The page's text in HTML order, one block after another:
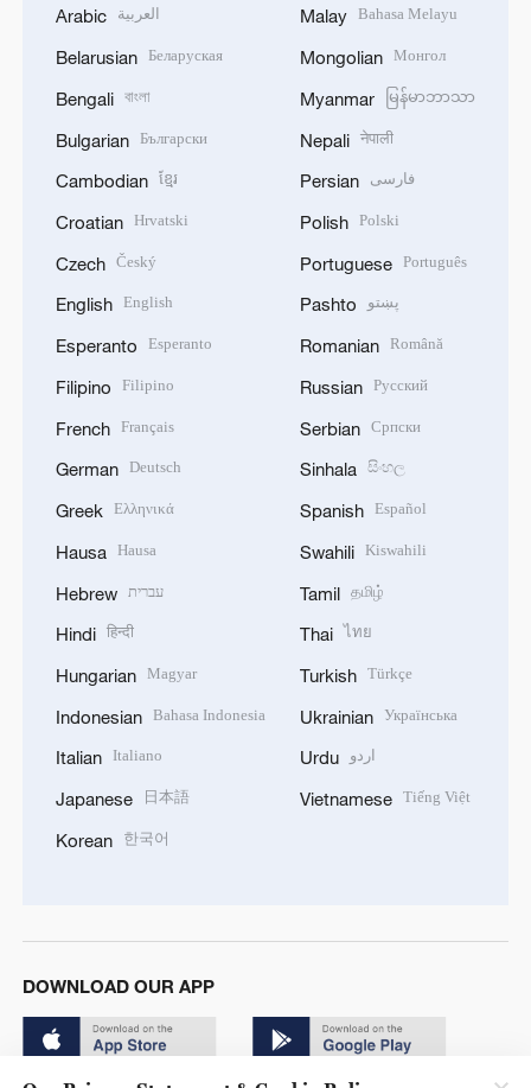
Arabic العربية
Belarusian Беларуская
Bengali বাংলা
Bulgarian Български
Cambodian ខ្មែរ
Croatian Hrvatski
Czech Český
English English
Esperanto Esperanto
Filipino Filipino
French Français
German Deutsch
Greek Ελληνικά
Hausa Hausa
Hebrew עברית
Hindi हिन्दी
Hungarian Magyar
Indonesian Bahasa Indonesia
Italian Italiano
Japanese 日本語
Korean 한국어
Malay Bahasa Melayu
Mongolian Монгол
Myanmar မြန်မာဘာသာ
Nepali नेपाली
Persian فارسی
Polish Polski
Portuguese Português
Pashto پښتو
Romanian Română
Russian Русский
Serbian Српски
Sinhala සිංහල
Spanish Español
Swahili Kiswahili
Tamil தமிழ்
Thai ไทย
Turkish Türkçe
Ukrainian Українська
Urdu اردو
Vietnamese Tiếng Việt
DOWNLOAD OUR APP